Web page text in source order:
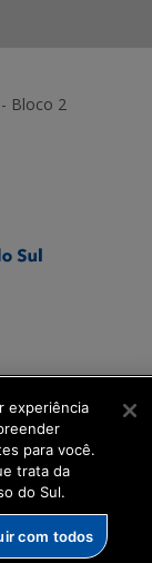
Bloco 2
experiência
para você.
trata da
do Sul.
com todos